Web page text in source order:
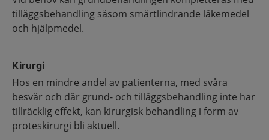
tilläggsbehandling såsom smärtlindrande läkemedel
och hjälpmedel.
Kirurgi
Hos en mindre andel av patienterna, med svåra
besvär och där grund- och tilläggsbehandling inte har
tillräcklig effekt, kan kirurgisk behandling i form av
proteskirurgi bli aktuell.